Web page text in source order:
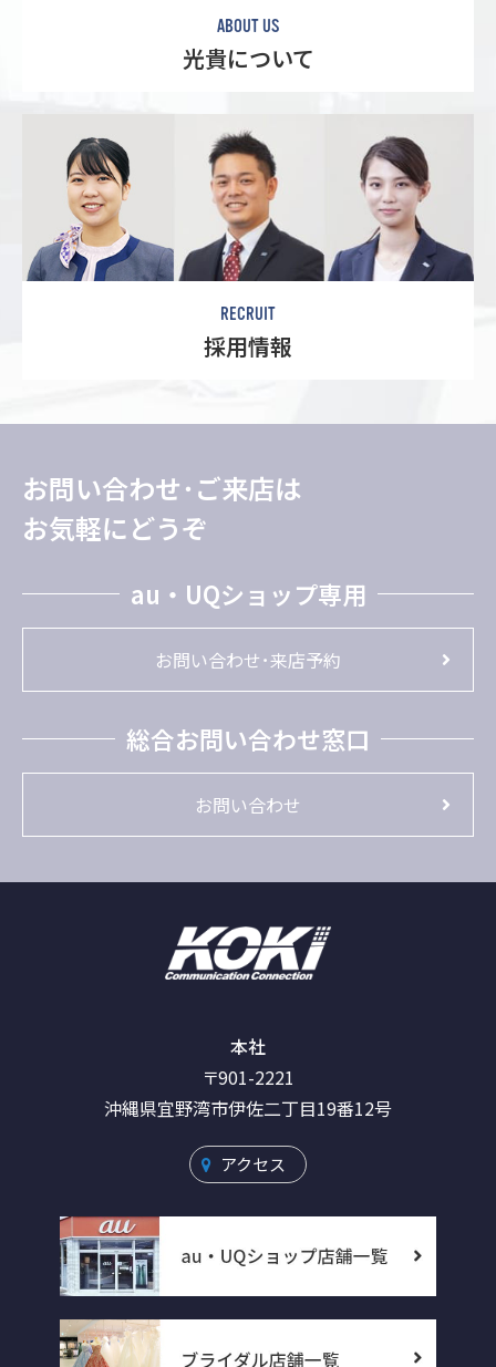
ABOUT US
光貴について
RECRUIT
採用情報
お問い合わせ･ご来店は
お気軽にどうぞ
au・UQショップ専用
お問い合わせ･来店予約
総合お問い合わせ窓口
お問い合わせ
本社
〒901-2221
沖縄県宜野湾市伊佐二丁目19番12号
アクセス